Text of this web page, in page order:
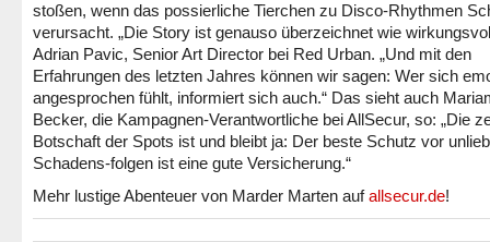
stoßen, wenn das possierliche Tierchen zu Disco-Rhythmen
verursacht. „Die Story ist genauso überzeichnet wie
Adrian Pavic, Senior Art Director bei Red Urban. „Und mit den
Erfahrungen des letzten Jahres können wir sagen: Wer sich
angesprochen fühlt, informiert sich auch.“ Das sieht auch
Becker, die Kampagnen-Verantwortliche bei AllSecur, so: „Die
Botschaft der Spots ist und bleibt ja: Der beste Schutz vor
Schadens-folgen ist eine gute Versicherung.“
Mehr lustige Abenteuer von Marder Marten aufallsecur.de!